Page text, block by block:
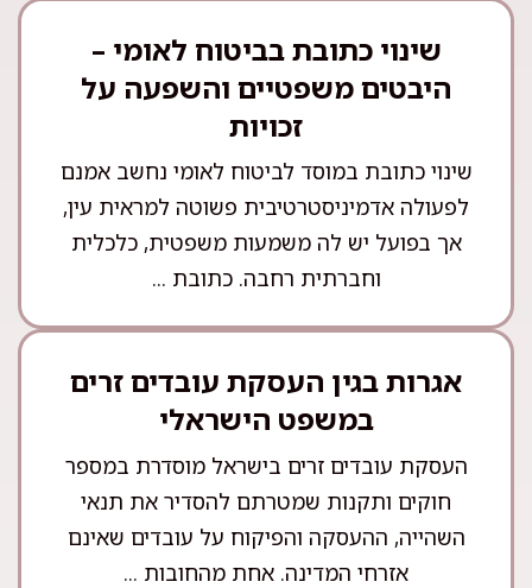
שינוי כתובת בביטוח לאומי –
היבטים משפטיים והשפעה על
זכויות
שינוי כתובת במוסד לביטוח לאומי נחשב אמנם
לפעולה אדמיניסטרטיבית פשוטה למראית עין,
אך בפועל יש לה משמעות משפטית, כלכלית
וחברתית רחבה. כתובת ...
אגרות בגין העסקת עובדים זרים
במשפט הישראלי
העסקת עובדים זרים בישראל מוסדרת במספר
חוקים ותקנות שמטרתם להסדיר את תנאי
השהייה, ההעסקה והפיקוח על עובדים שאינם
אזרחי המדינה. אחת מהחובות ...